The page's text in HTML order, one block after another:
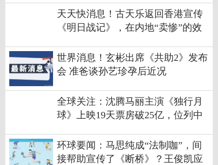
天天快消息！古天乐返回香港宣传
《明日战记》，在内地“卖惨”的效
世界消息！玄彬出席《共助2》发布
会 准爸谈孙艺珍孕后近况
全球关注：沈腾马丽主演《独行月
球》上映19天票房破25亿，位列中
环球要闻：马思纯成“法制咖”，间
接帮助宣传了《断桥》？王俊凯应